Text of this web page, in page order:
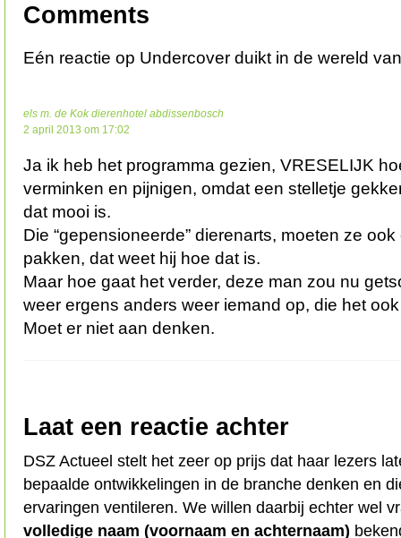
Comments
Eén reactie op Undercover duikt in de wereld
els m. de Kok dierenhotel abdissenbosch
2 april 2013 om 17:02
Ja ik heb het programma gezien, VRESELIJK
verminken en pijnigen, omdat een stelletje
dat mooi is.
Die “gepensioneerde” dierenarts, moeten ze
pakken, dat weet hij hoe dat is.
Maar hoe gaat het verder, deze man zou nu
weer ergens anders weer iemand op, die het
Moet er niet aan denken.
Laat een reactie achter
DSZ Actueel stelt het zeer op prijs dat haar lezers
bepaalde ontwikkelingen in de branche denken en
ervaringen ventileren. We willen daarbij echter wel
volledige naam (voornaam en achternaam)